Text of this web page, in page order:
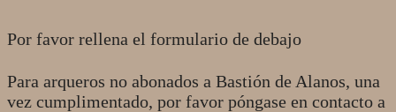
Por favor rellena el formulario de debajo
Para arqueros no abonados a Bastión de Alanos, una
vez cumplimentado, por favor póngase en contacto a